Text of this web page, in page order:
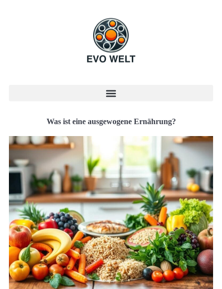
Was ist eine ausgewogene Ernährung?